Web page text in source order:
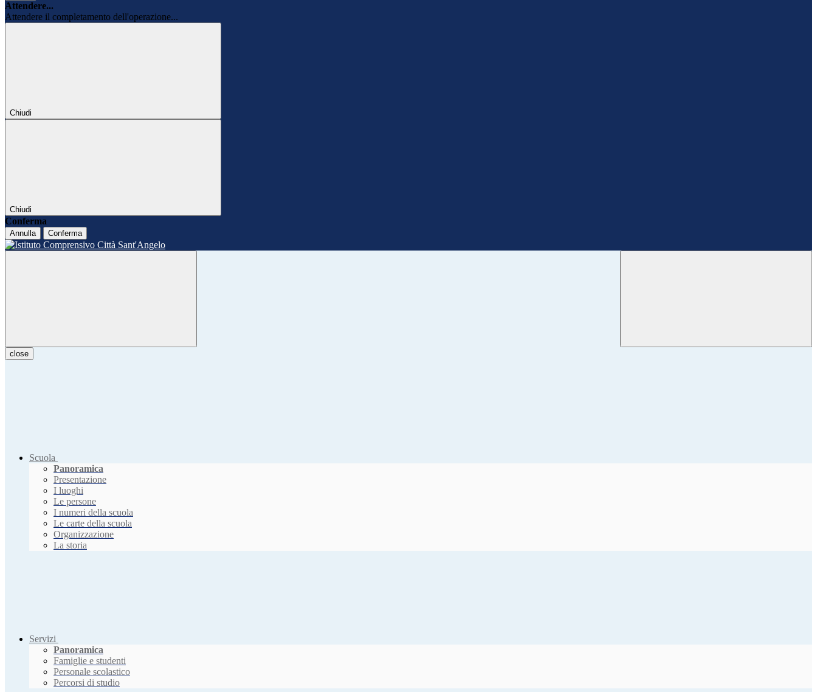
Attendere...
Attendere il completamento dell'operazione...
Chiudi
Chiudi
Conferma
Annulla Conferma
close
Scuola
Panoramica
Presentazione
I luoghi
Le persone
I numeri della scuola
Le carte della scuola
Organizzazione
La storia
Servizi
Panoramica
Famiglie e studenti
Personale scolastico
Percorsi di studio